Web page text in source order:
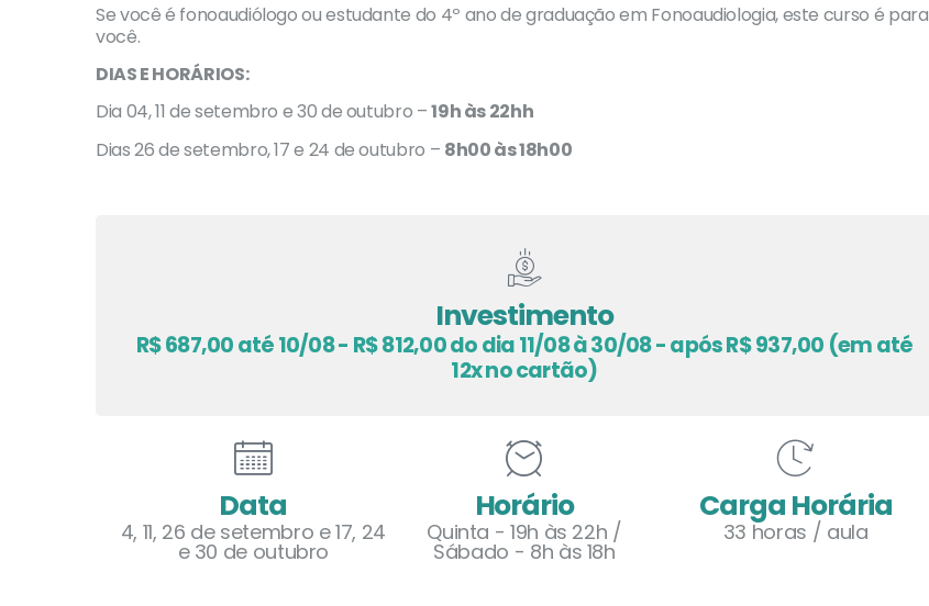
Se você é fonoaudiólogo ou estudante do 4º ano de graduação em Fonoaudiologia, este curso é para
você.
DIAS E HORÁRIOS:
Dia 04, 11 de setembro e 30 de outubro –19h às 22hh
Dias 26 de setembro, 17 e 24 de outubro – 8h00 às 18h00
Investimento
R$ 687,00 até 10/08 - R$ 812,00 do dia 11/08 à 30/08 - após R$ 937,00 (em até
12x no cartão)
Data
4, 11, 26 de setembro e 17, 24
e 30 de outubro
Horário
Quinta - 19h às 22h /
Sábado - 8h às 18h
Carga Horária
33 horas / aula